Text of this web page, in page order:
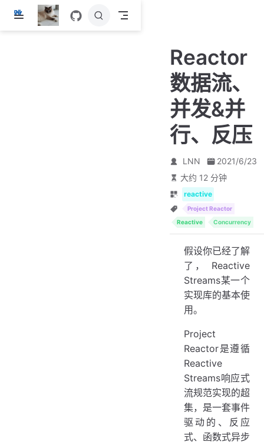
跳
Reactor
数据流、
并发&并
行、反压
LNN
2021/6/23
大约 12 分钟
reactive
Project Reactor
Reactive
Concurrency
假设你已经了解
了， Reactive
Streams某一个
实现库的基本使
用。
Project
Reactor是遵循
Reactive
Streams响应式
流规范实现的超
集，是一套事件
驱动的、反应
式、函数式异步